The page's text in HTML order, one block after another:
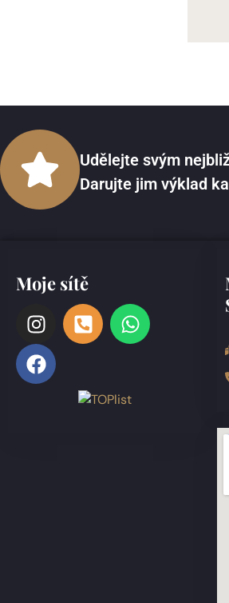
Udělejte svým
Darujte jim výklad
Moje sítě